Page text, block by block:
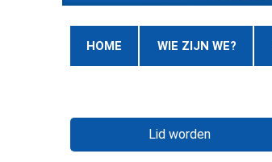
HOME WIE ZIJN WE?
Lid worden